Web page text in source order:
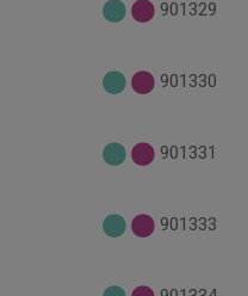
901329
901330
901331
901333